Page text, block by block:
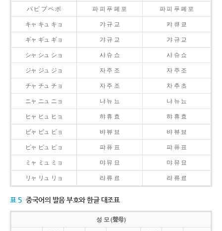
パ ピ プ ペ ポ 파 피 푸 페 포 파 피 푸 페 포
キャ キュ キョ 갸 규 교 캬 큐 쿄
ギャ ギュ ギョ 갸 규 교 갸 규 교
シャ シュ ショ 샤 슈 쇼 샤 슈 쇼
ジャ ジュ ジョ 자 주 조 자 주 조
チャ チュ チョ 자 주 조 차 추 초
ニャ ニュ ニョ 냐 뉴 뇨 냐 뉴 뇨
ヒャ ヒュ ヒョ 햐 휴 효 햐 휴 효
ビャ ビュ ビョ 뱌 뷰 뵤 뱌 뷰 뵤
ピャ ピュ ピョ 퍄 퓨 표 퍄 퓨 표
ミャ ミュ ミョ 먀 뮤 묘 먀 뮤 묘
リャ リュ リョ 랴 류 료 랴 류 료
표 5 중국어의 발음 부호와 한글 대조표
성 모 (聲母)